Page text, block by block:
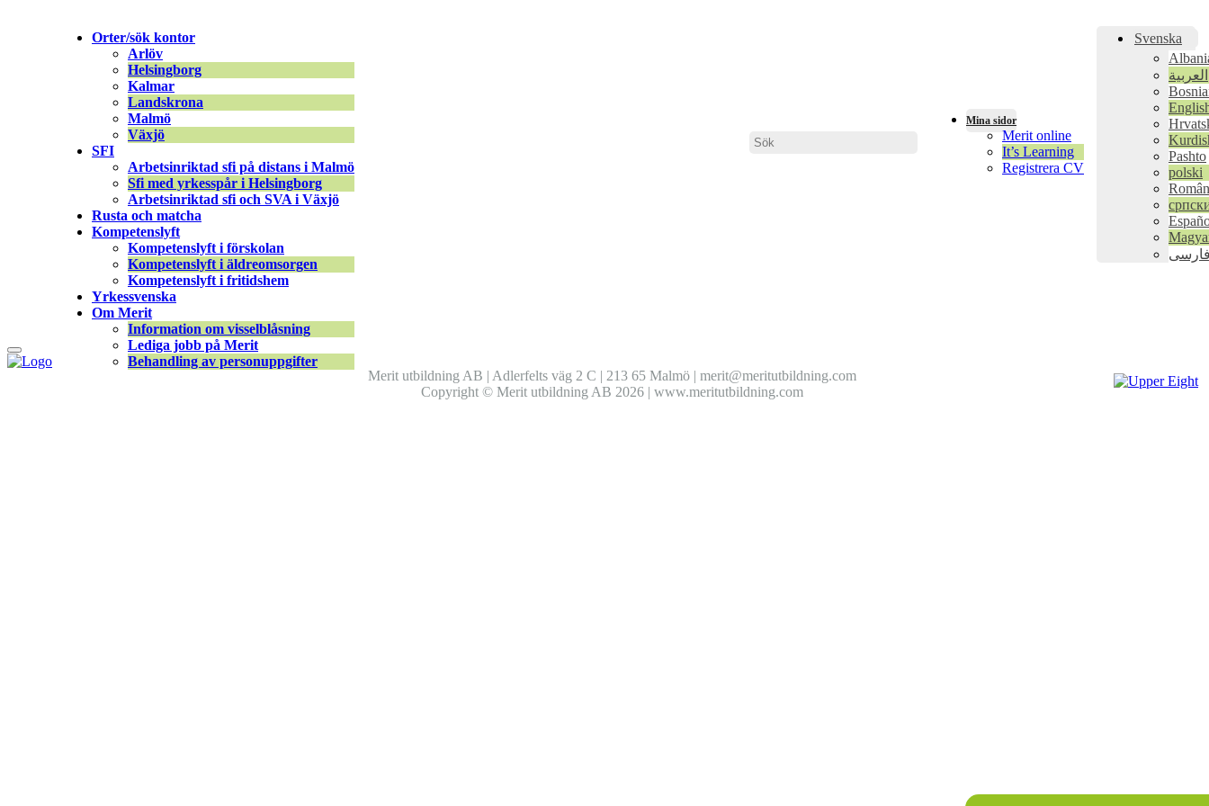
Mina sidor
Merit online
It’s Learning
Registrera CV
Svenska
العربية
Pashto
polski
Fronter
Registrera CV
Orter/sök kontor
Arlöv
Helsingborg
Kalmar
Landskrona
Malmö
Växjö
SFI
Arbetsinriktad sfi på distans i Malmö
Sfi med yrkesspår i Helsingborg
Arbetsinriktad sfi och SVA i Växjö
Rusta och matcha
Kompetenslyft
Kompetenslyft i förskolan
Kompetenslyft i äldreomsorgen
Kompetenslyft i fritidshem
Yrkessvenska
Om Merit
Information om visselblåsning
Lediga jobb på Merit
Behandling av personuppgifter
Supportfilmer-06 |←Välkommen till Merits lärportal
Gabriela Mas |19 januari, 2026
Merit utbildning AB | Adlerfelts väg 2 C | 213 65 Malmö | merit@meritutbildning.com
Copyright © Merit utbildning AB 2026 | www.meritutbildning.com